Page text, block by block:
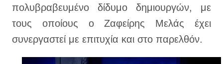
πολυβραβευμένο δίδυμο δημιουργών, με
τους οποίους ο Ζαφείρης Μελάς έχει
συνεργαστεί με επιτυχία και στο παρελθόν.